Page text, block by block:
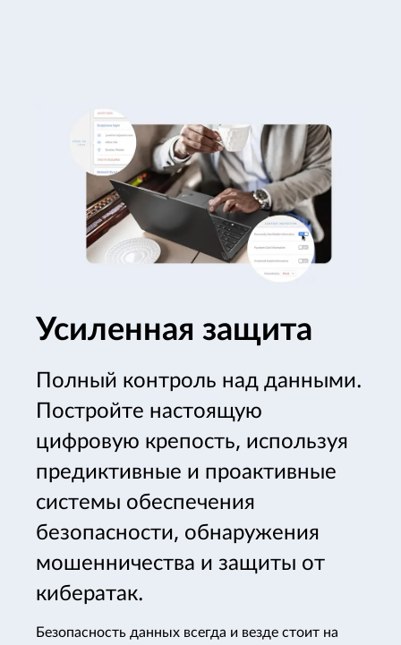
Усиленная защита
Полный контроль над данными.
Постройте настоящую
цифровую крепость, используя
предиктивные и проактивные
системы обеспечения
безопасности, обнаружения
мошенничества и защиты от
кибератак.
Безопасность данных всегда и везде стоит на